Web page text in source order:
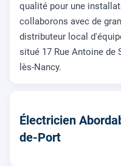
qualité pour une
collaborons avec de
distributeur local
situé 17 Rue Antoine de
lès-Nancy.
Électricien
de-Port